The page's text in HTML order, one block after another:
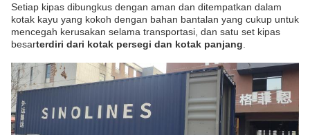
Setiap kipas dibungkus dengan aman dan ditempatkan dalam
kotak kayu yang kokoh dengan bahan bantalan yang cukup untuk
mencegah kerusakan selama transportasi, dan satu set kipas
besarterdiri dari kotak persegi dan kotak panjang